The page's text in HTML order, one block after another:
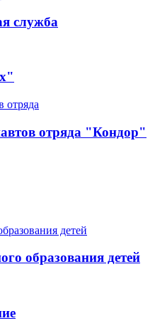
служба
отряда "Кондор"
образования детей